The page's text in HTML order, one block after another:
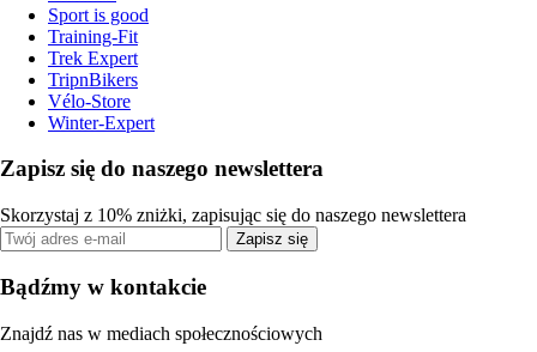
Sport is good
Training-Fit
Trek Expert
TripnBikers
Vélo-Store
Winter-Expert
Zapisz się do naszego newslettera
Skorzystaj z 10% zniżki, zapisując się do naszego newslettera
Zapisz się
Bądźmy w kontakcie
Znajdź nas w mediach społecznościowych